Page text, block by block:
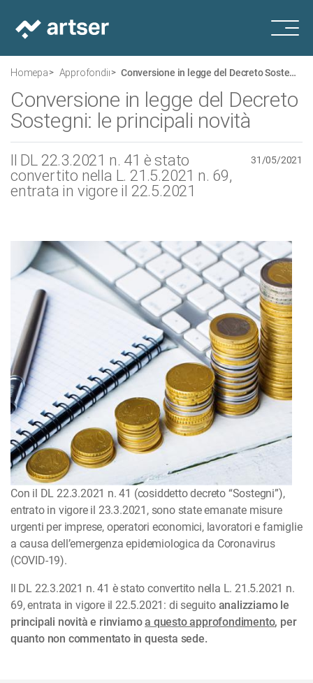
Homepage Approfondimenti Conversione in legge del Decreto Sostegni: le principali novità
Conversione in legge del Decreto
Sostegni: le principali novità
Il DL 22.3.2021 n. 41 è stato
convertito nella L. 21.5.2021 n. 69,
entrata in vigore il 22.5.2021
31/05/2021
Con il DL 22.3.2021 n. 41 (cosiddetto decreto “Sostegni”),
entrato in vigore il 23.3.2021, sono state ema­nate misure
urgenti per imprese, operatori economici, lavoratori e famiglie
a causa dell’emer­­genza epidemiologica da Coronavirus
(COVID-19).
Il DL 22.3.2021 n. 41 è stato convertito nella L. 21.5.2021 n.
69, entrata in vigore il 22.5.2021: di seguito analizziamo le
principali novità e rinviamoa questo approfondimento, per
quanto non commentato in questa sede.